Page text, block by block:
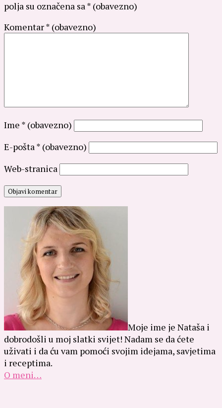
polja su označena sa* (obavezno)
Komentar* (obavezno)
Ime * (obavezno)
E-pošta* (obavezno)
Web-stranica
Moje ime je Nataša i
dobrodošli u moj slatki svijet! Nadam se da ćete
uživati i da ću vam pomoći svojim idejama, savjetima
i receptima.
O meni…